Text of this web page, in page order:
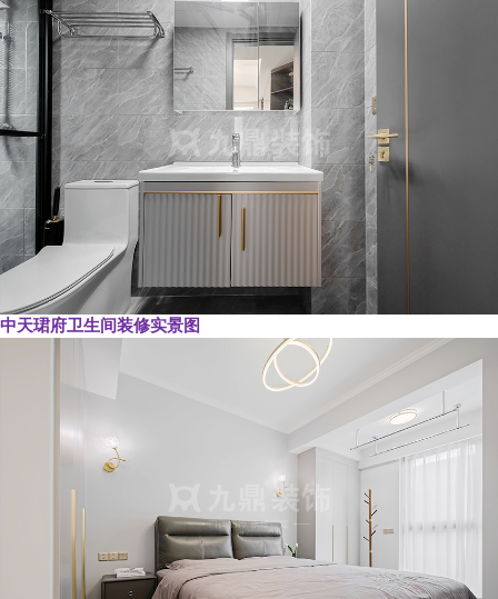
中天珺府卫生间装修实景图